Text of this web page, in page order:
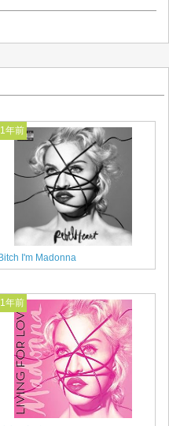
年前
Bitch I'm Madonna
年前